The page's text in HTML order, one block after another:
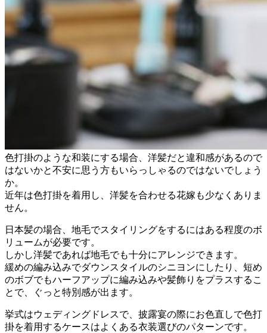
色打掛のような和装にする場合、洋髪だと違和感があるので
はないかと不安に思う方もいらっしゃるのではないでしょう
か。
近年は色打掛を着用し、洋髪を合わせる花嫁も少なくありま
せん。
日本髪の場合、地毛でスタイリングをするにはある程度のボ
リュームが必要です。
しかし洋髪であれば地毛でも十分にアレンジできます。
緩めの編み込みでダウンスタイルのシニヨンにしたり、短め
のボブでもハーフアップに編み込みや髪飾りをプラスするこ
とで、ぐっと特別感が出ます。
挙式はウェディングドレスで、披露宴の際にお色直しで色打
掛を着用するケースはよくある衣装選びのパターンです。